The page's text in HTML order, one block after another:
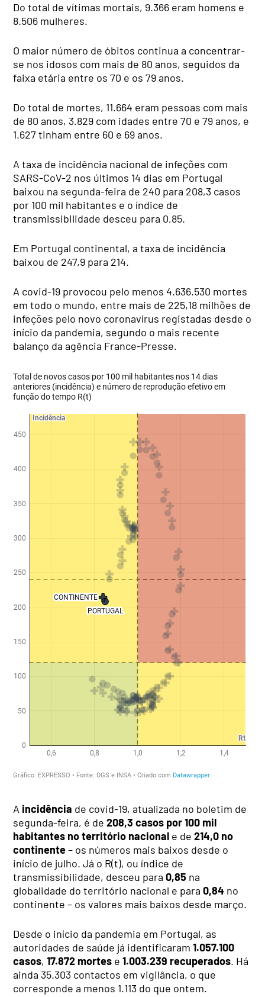
Do total de vítimas mortais, 9.366 eram homens e
8.506 mulheres.
O maior número de óbitos continua a concentrar-
se nos idosos com mais de 80 anos, seguidos da
faixa etária entre os 70 e os 79 anos.
Do total de mortes, 11.664 eram pessoas com mais
de 80 anos, 3.829 com idades entre 70 e 79 anos, e
1.627 tinham entre 60 e 69 anos.
A taxa de incidência nacional de infeções com
SARS-CoV-2 nos últimos 14 dias em Portugal
baixou na segunda-feira de 240 para 208,3 casos
por 100 mil habitantes e o índice de
transmissibilidade desceu para 0,85.
Em Portugal continental, a taxa de incidência
baixou de 247,9 para 214.
A covid-19 provocou pelo menos 4.636.530 mortes
em todo o mundo, entre mais de 225,18 milhões de
infeções pelo novo coronavírus registadas desde o
início da pandemia, segundo o mais recente
balanço da agência France-Presse.
A incidência de covid-19, atualizada no boletim de
segunda-feira, é de208,3 casos por 100 mil
habitantes no território nacional e de214,0 no
continente– os números mais baixos desde o
início de julho. Já o R(t), ou índice de
transmissibilidade, desceu para0,85 na
globalidade do território nacional e para0,84 no
continente – os valores mais baixos desde março.
Desde o início da pandemia em Portugal, as
autoridades de saúde já identificaram1.057.100
casos,17.872 mortes e1.003.239 recuperados. Há
ainda 35.303 contactos em vigilância, o que
corresponde a menos 1.113 do que ontem.